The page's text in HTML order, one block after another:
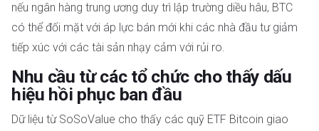
nếu ngân hàng trung ương duy trì lập trường diều hâu, BTC
có thể đối mặt với áp lực bán mới khi các nhà đầu tư giảm
tiếp xúc với các tài sản nhạy cảm với rủi ro.
Nhu cầu từ các tổ chức cho thấy dấu
hiệu hồi phục ban đầu
Dữ liệu từ SoSoValue cho thấy các quỹ ETF Bitcoin giao